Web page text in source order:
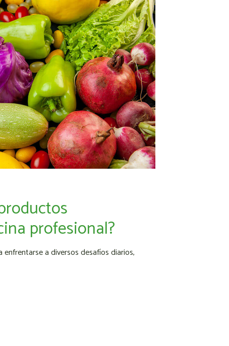
profesional?
a diversos desafíos diarios,